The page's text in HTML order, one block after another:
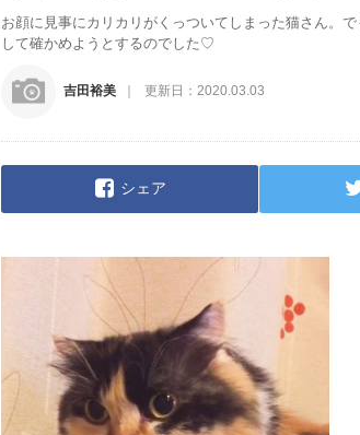
お顔に見事にカリカリがくっついてしまった猫さん。
して確かめようとするのでした♡
吉田裕美 更新日： 2020.03.03
シェア